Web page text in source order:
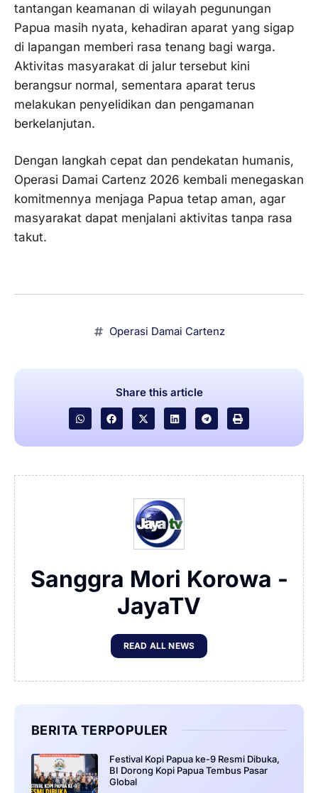
tantangan keamanan di wilayah pegunungan
Papua masih nyata, kehadiran aparat yang sigap
di lapangan memberi rasa tenang bagi warga.
Aktivitas masyarakat di jalur tersebut kini
berangsur normal, sementara aparat terus
melakukan penyelidikan dan pengamanan
berkelanjutan.
Dengan langkah cepat dan pendekatan humanis,
Operasi Damai Cartenz 2026 kembali menegaskan
komitmennya menjaga Papua tetap aman, agar
masyarakat dapat menjalani aktivitas tanpa rasa
takut.
Operasi Damai Cartenz
Share this article
Sanggra Mori Korowa -
JayaTV
READ ALL NEWS
BERITA TERPOPULER
Festival Kopi Papua ke-9 Resmi Dibuka,
BI Dorong Kopi Papua Tembus Pasar
Global